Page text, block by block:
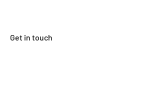
Get in touch